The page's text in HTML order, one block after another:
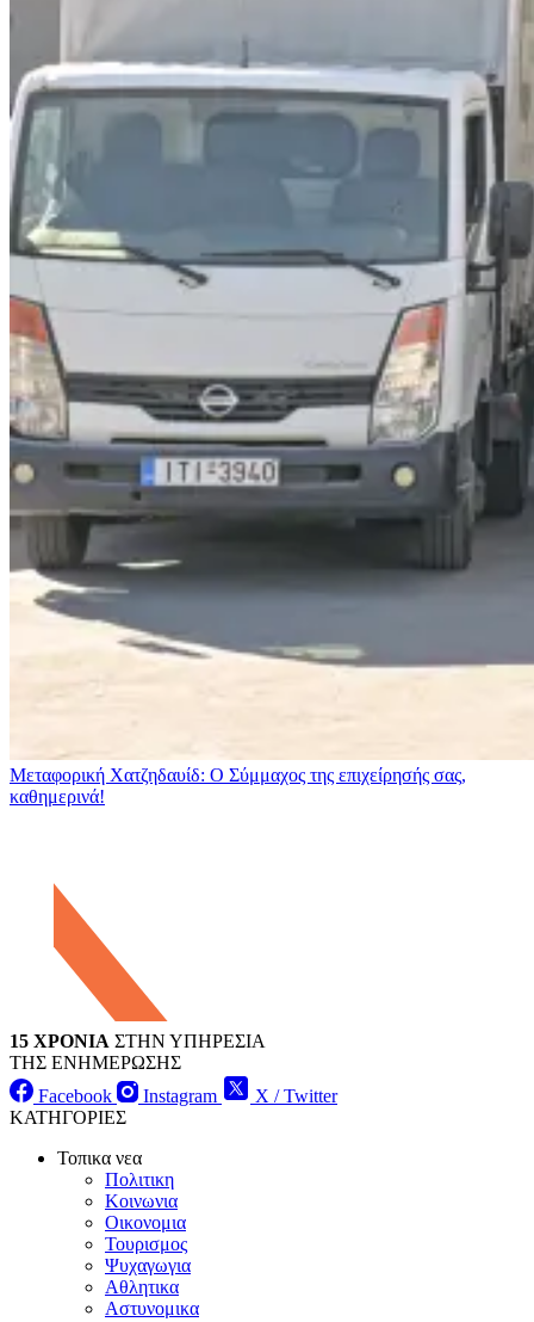
Μεταφορική Χατζηδαυίδ: Ο Σύμμαχος της επιχείρησής σας,
καθημερινά!
15 ΧΡΟΝΙΑ ΣΤΗΝ ΥΠΗΡΕΣΙΑ
ΤΗΣ ΕΝΗΜΕΡΩΣΗΣ
Facebook
Instagram
X / Twitter
ΚΑΤΗΓΟΡΙΕΣ
Τοπικα νεα
Πολιτικη
Κοινωνια
Οικονομια
Τουρισμος
Ψυχαγωγια
Αθλητικα
Αστυνομικα